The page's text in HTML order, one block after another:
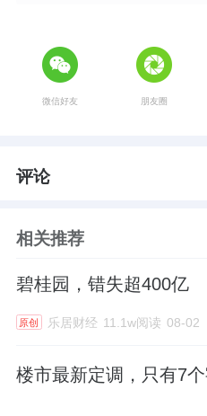
微信好友 朋友圈
评论
相关推荐
碧桂园，错失超400亿
原创 乐居财经 11.1w阅读 08-02
楼市最新定调，只有7